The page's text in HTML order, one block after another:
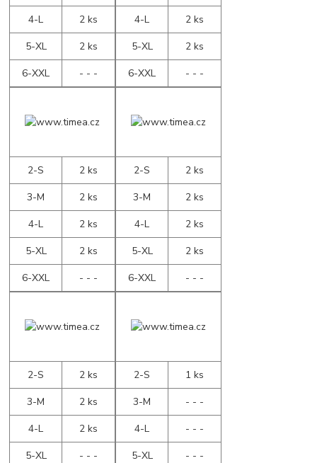
4-L
2 ks
5-XL
2 ks
6-XXL
- - -
4-L
2 ks
5-XL
2 ks
6-XXL
- - -
2-S
2 ks
3-M
2 ks
4-L
2 ks
5-XL
2 ks
6-XXL
- - -
2-S
2 ks
3-M
2 ks
4-L
2 ks
5-XL
2 ks
6-XXL
- - -
2-S
2 ks
3-M
2 ks
4-L
2 ks
5-XL
- - -
2-S
1 ks
3-M
- - -
4-L
- - -
5-XL
- - -